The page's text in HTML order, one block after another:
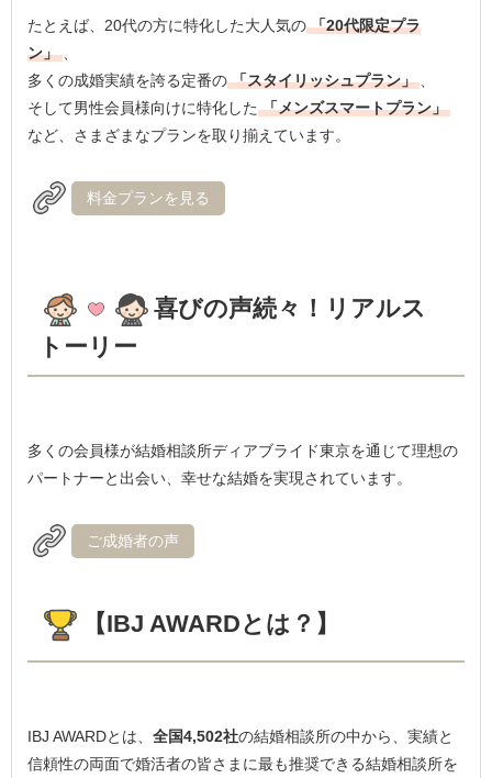
たとえば、20代の方に特化した大人気の 「20代限定プラ
ン」 、
多くの成婚実績を誇る定番の 「スタイリッシュプラン」
そして男性会員様向けに特化した 「メンズスマートプラン」
など、さまざまなプランを取り揃えています。
料金プランを見る
喜びの声続々！リアルス
トーリー
多くの会員様が結婚相談所ディアブライド東京を通じて理想の
パートナーと出会い、幸せな結婚を実現されています。
ご成婚者の声
【IBJ AWARDとは？】
IBJ AWARDとは、全国4,502社の結婚相談所の中から、実績と
信頼性の両面で婚活者の皆さまに最も推奨できる結婚相談所を